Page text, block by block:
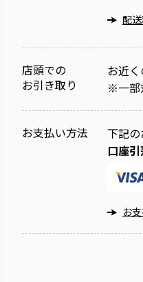
配
店頭での
お引き取り
お近く
※一
お支払い方法
下記の
口座
お